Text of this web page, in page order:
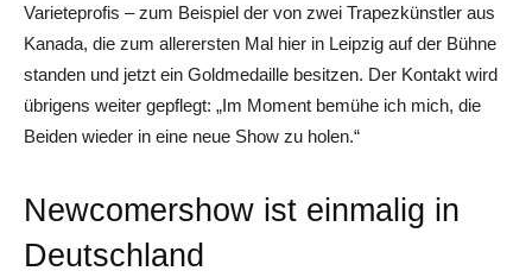
Varieteprofis – zum Beispiel der von zwei Trapezkünstler aus
Kanada, die zum allerersten Mal hier in Leipzig auf der Bühne
standen und jetzt ein Goldmedaille besitzen. Der Kontakt wird
übrigens weiter gepflegt: „Im Moment bemühe ich mich, die
Beiden wieder in eine neue Show zu holen.“
Newcomershow ist einmalig in
Deutschland